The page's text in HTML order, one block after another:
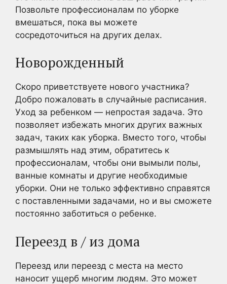
Позвольте профессионалам по уборке
вмешаться, пока вы можете
сосредоточиться на других делах.
Новорожденный
Скоро приветствуете нового участника?
Добро пожаловать в случайные расписания.
Уход за ребенком — непростая задача. Это
позволяет избежать многих других важных
задач, таких как уборка. Вместо того, чтобы
размышлять над этим, обратитесь к
профессионалам, чтобы они вымыли полы,
ванные комнаты и другие необходимые
уборки. Они не только эффективно справятся
с поставленными задачами, но и вы сможете
постоянно заботиться о ребенке.
Переезд в / из дома
Переезд или переезд с места на место
наносит ущерб многим людям. Это может